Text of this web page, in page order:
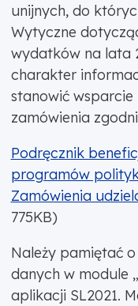
unijnych, do
Wytyczne
wydatków na lata
charakter
stanowić
zamówienia
Podręcznik
programów
Zamówienia
775KB)
Należy pamiętać
danych w module
aplikacji SL2021.